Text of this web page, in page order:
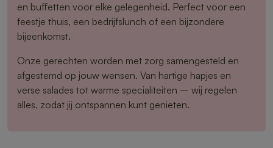
en buffetten voor elke gelegenheid. Perfect voor een
feestje thuis, een bedrijfslunch of een bijzondere
bijeenkomst.
Onze gerechten worden met zorg samengesteld en
afgestemd op jouw wensen. Van hartige hapjes en
verse salades tot warme specialiteiten – wij regelen
alles, zodat jij ontspannen kunt genieten.